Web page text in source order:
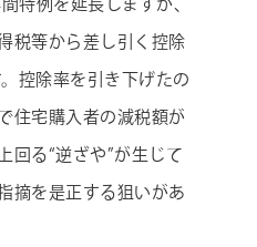
特例を延長しますが、
税等から差し引く控除
控除率を引き下げたの
住宅購入者の減税額が
回る“逆ざや”が生じて
摘を是正する狙いがあ